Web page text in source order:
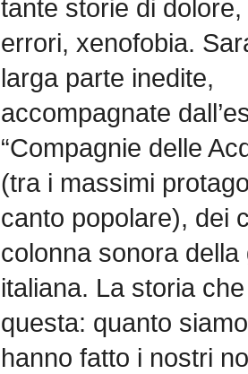
tante storie di
errori, xenofobia.
larga parte inedite,
accompagnate
“Compagnie delle
(tra i massimi
canto popolare), dei
colonna sonora
italiana. La storia che
questa: quanto
hanno fatto i nostri